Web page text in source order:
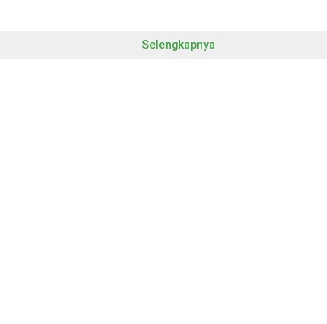
Selengkapnya